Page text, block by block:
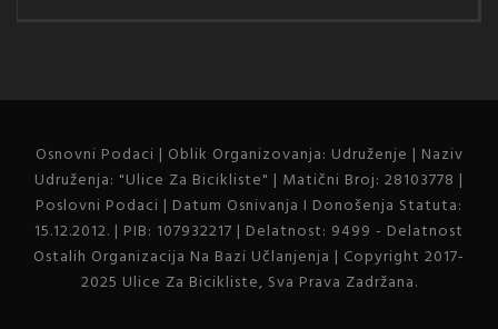
Osnovni Podaci | Oblik Organizovanja: Udruženje | Naziv
Udruženja: "Ulice Za Bicikliste" | Matični Broj: 28103778 |
Poslovni Podaci | Datum Osnivanja I Donošenja Statuta:
15.12.2012. | PIB: 107932217 | Delatnost: 9499 - Delatnost
Ostalih Organizacija Na Bazi Učlanjenja | Copyright 2017-
2025 Ulice Za Bicikliste, Sva Prava Zadržana.